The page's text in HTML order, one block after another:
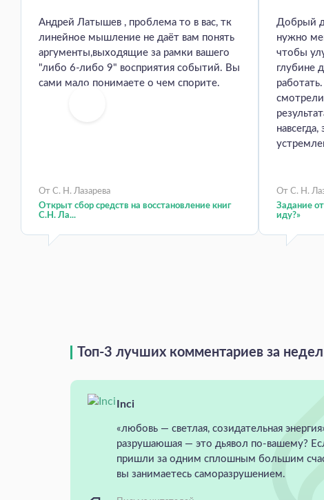
Андрей Латышев , проблема то в вас, тк
линейное мышление не даёт вам понять
аргументы,выходящие за рамки вашего
"либо 6-либо 9" восприятия событий. Вы
сами мало понимаете о чем спорите.
От С. Н. Лазарева
Открыт сбор средств на восстановление книг
С.Н. Ла...
Добрый
нужно
чтобы
глубине
От С. Н.
Задание
иду?»
Топ-3 лучших комментариев за
Inci
«любовь — светлая, созидательная
разрушаюшая — это дьявол по-вашему?
пришли за одним сплошным большим
вы занимаетесь саморазрушением.